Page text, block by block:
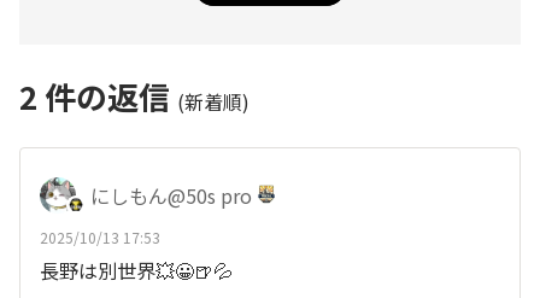
2 件の返信 (新着順)
にしもん@50s pro
2025/10/13 17:53
長野は別世界💥😀🍺💦